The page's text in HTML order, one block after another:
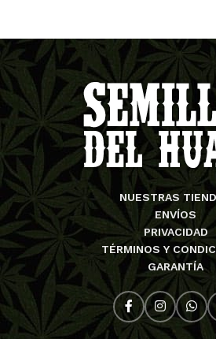
NUESTRAS
ENVÍOS
PRIVACIDAD
TÉRMINOS Y
GARANTÍA